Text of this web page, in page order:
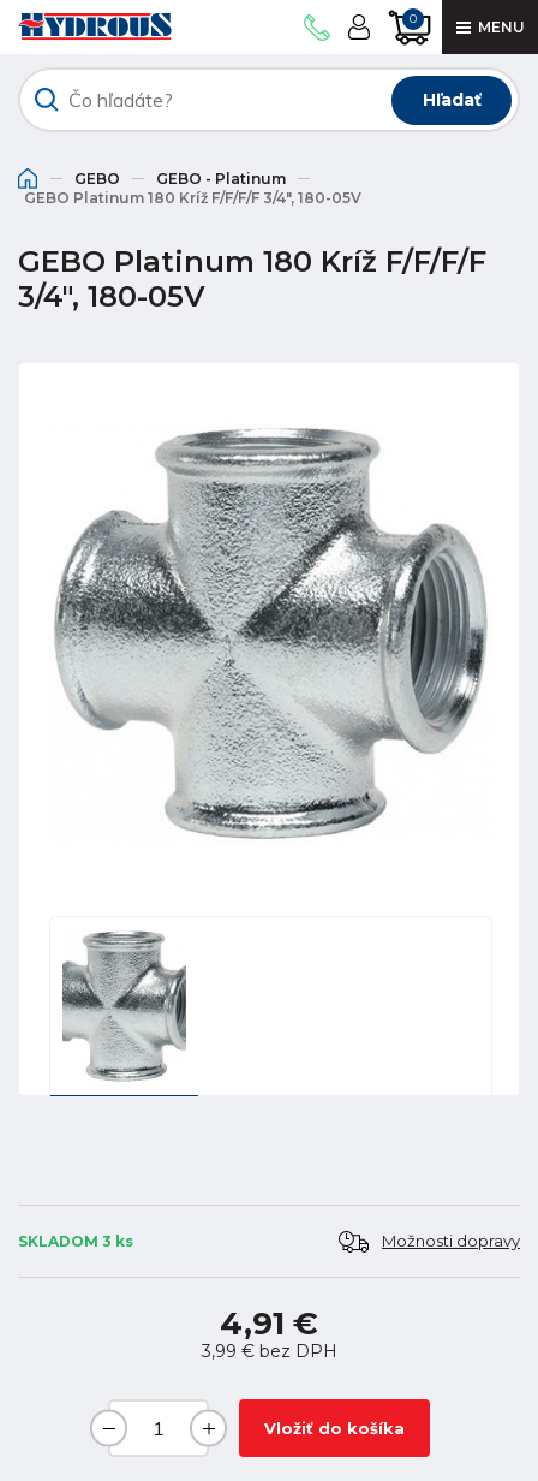
0 MENU
Hľadať
GEBO
GEBO - Platinum
GEBO Platinum 180 Kríž F/F/F/F 3/4", 180-05V
GEBO Platinum 180 Kríž F/F/F/F
3/4", 180-05V
SKLADOM 3 ks Možnosti dopravy
4,91 €
3,99 €bez DPH
Vložiť do košíka